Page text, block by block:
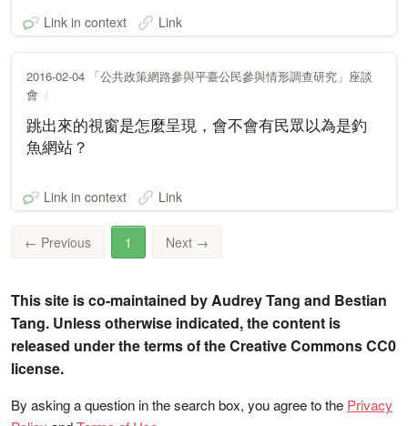
Link in context Link
2016-02-04 「公共政策網路參與平臺公民參與情形調查研究」座談
會
跳出來的視窗是怎麼呈現，會不會有民眾以為是釣
魚網站？
Link in context Link
← Previous 1 Next →
This site is co-maintained by Audrey Tang and Bestian
Tang. Unless otherwise indicated, the content is
released under the terms of the Creative Commons CC0
license.
By asking a question in the search box, you agree to the Privacy